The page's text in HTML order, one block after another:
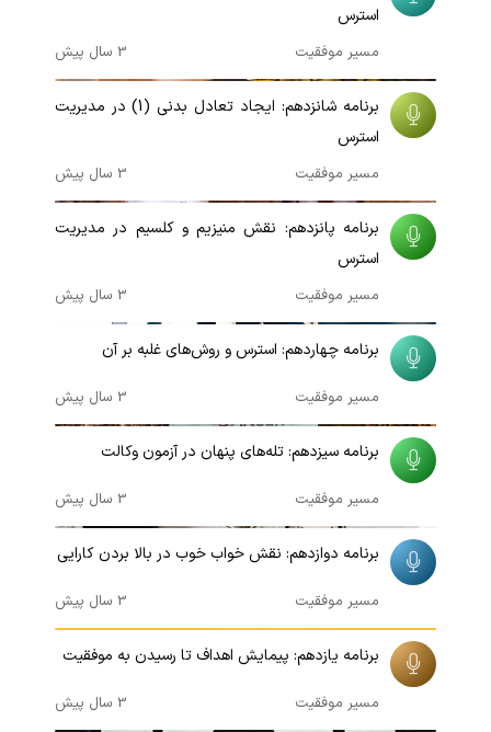
استرس
مسیر موفقیت 3 سال پیش 00:07:21
برنامه شانزدهم: ایجاد تعادل بدنی (1) در مدیریت
استرس
مسیر موفقیت 3 سال پیش 00:08:36
برنامه پانزدهم: نقش منیزیم و کلسیم در مدیریت
استرس
مسیر موفقیت 3 سال پیش 00:09:57
برنامه چهاردهم: استرس و روش‌های غلبه بر آن
مسیر موفقیت 3 سال پیش 00:09:42
برنامه سیزدهم: تله‌های پنهان در آزمون وکالت
مسیر موفقیت 3 سال پیش 00:15:30
برنامه دوازدهم: نقش خواب خوب در بالا بردن کارایی
مسیر موفقیت 3 سال پیش 00:17:05
برنامه یازدهم: پیمایش اهداف تا رسیدن به موفقیت
مسیر موفقیت 3 سال پیش 00:09:16